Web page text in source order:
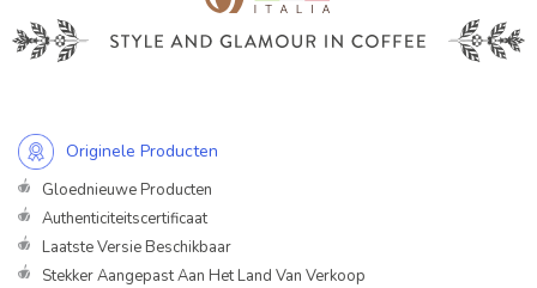
Originele Producten
Gloednieuwe Producten
Authenticiteitscertificaat
Laatste Versie Beschikbaar
Stekker Aangepast Aan Het Land Van Verkoop